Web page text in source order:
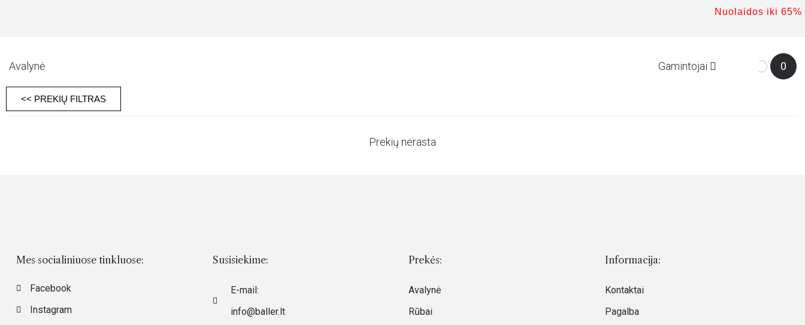
Nuolaidos iki 65%
Avalynė Gamintojai 0
<< PREKIŲ FILTRAS
Prekių nerasta
Mes socialiniuose tinkluose:
Facebook
Instagram
Susisiekime:
E-mail:
info@baller.lt
Prekės:
Avalynė
Rūbai
Informacija:
Kontaktai
Pagalba